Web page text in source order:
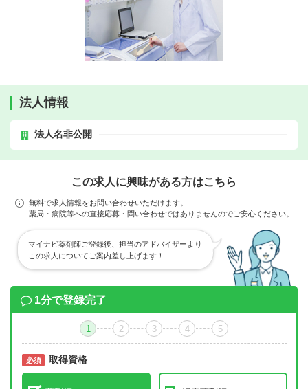
法人情報
法人名非公開
この求人に興味がある方はこちら
無料で求人情報をお問い合わせいただけます。
薬局・病院等への直接応募・問い合わせではありませんのでご安心ください。
マイナビ薬剤師ご登録後、担当のアドバイザーより
この求人についてご案内差し上げます！
1分で登録完了
1 2 3 4 5
必須 取得資格